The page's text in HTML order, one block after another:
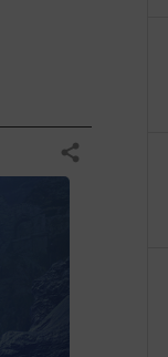
共有する